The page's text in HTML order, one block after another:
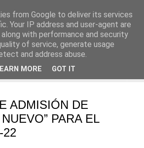
ADMISIÓN DE
PARA EL
22
from Google to deliver its services
Your IP address and user-agent are
with performance and security
of service, generate usage
and address abuse.
MORE GOT IT